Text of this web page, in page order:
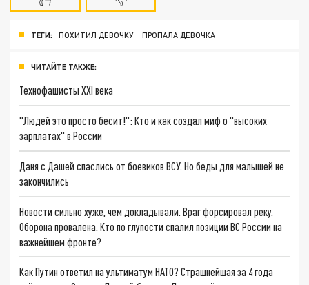
ТЕГИ: ПОХИТИЛ ДЕВОЧКУ ПРОПАЛА ДЕВОЧКА
ЧИТАЙТЕ ТАКЖЕ:
Технофашисты XXI века
"Людей это просто бесит!": Кто и как создал миф о "высоких
зарплатах" в России
Даня с Дашей спаслись от боевиков ВСУ. Но беды для малышей не
закончились
Новости сильно хуже, чем докладывали. Враг форсировал реку.
Оборона провалена. Кто по глупости спалил позиции ВС России на
важнейшем фронте?
Как Путин ответил на ультиматум НАТО? Страшнейшая за 4 года